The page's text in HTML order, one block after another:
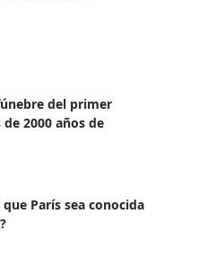
del primer
2000 años de
París sea conocida